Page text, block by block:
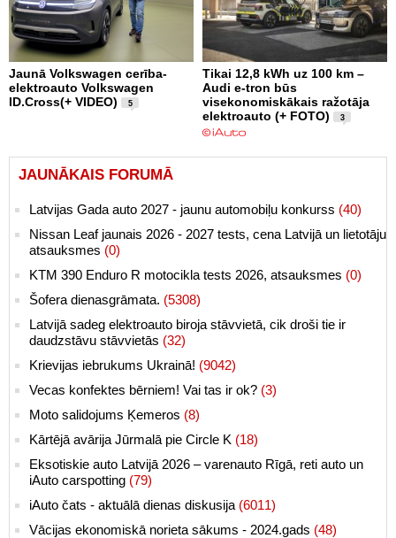
Jaunā Volkswagen cerība-
elektroauto Volkswagen
ID.Cross(+ VIDEO)
5
Tikai 12,8 kWh uz 100 km –
Audi e-tron būs
visekonomiskākais ražotāja
elektroauto (+ FOTO)
3
JAUNĀKAIS FORUMĀ
Latvijas Gada auto 2027 - jaunu automobiļu konkurss (40)
Nissan Leaf jaunais 2026 - 2027 tests, cena Latvijā un lietotāju
atsauksmes (0)
KTM 390 Enduro R motocikla tests 2026, atsauksmes (0)
Šofera dienasgrāmata. (5308)
Latvijā sadeg elektroauto biroja stāvvietā, cik droši tie ir
daudzstāvu stāvvietās (32)
Krievijas iebrukums Ukrainā! (9042)
Vecas konfektes bērniem! Vai tas ir ok? (3)
Moto salidojums Ķemeros (8)
Kārtējā avārija Jūrmalā pie Circle K (18)
Eksotiskie auto Latvijā 2026 – varenauto Rīgā, reti auto un
iAuto carspotting (79)
iAuto čats - aktuālā dienas diskusija (6011)
Vācijas ekonomiskā norieta sākums - 2024.gads (48)